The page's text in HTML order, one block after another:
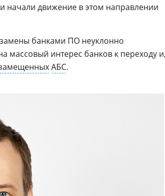
начали движение в этом направлении
банками ПО неуклонно
массовый интерес банков к переходу
АБС.